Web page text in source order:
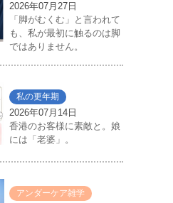
2026年07月27日
「脚がむくむ」と言われて
も、私が最初に触るのは脚
ではありません。
私の更年期
2026年07月14日
香港のお客様に素敵と。娘
には「老婆」。
アンダーケア雑学